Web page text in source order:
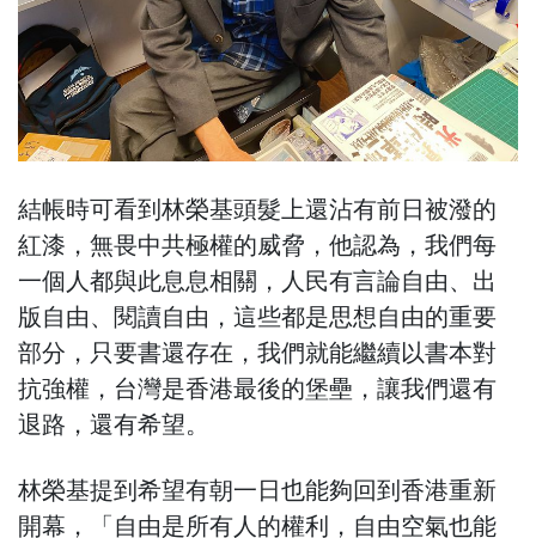
結帳時可看到林榮基頭髮上還沾有前日被潑的
紅漆，無畏中共極權的威脅，他認為，我們每
一個人都與此息息相關，人民有言論自由、出
版自由、閱讀自由，這些都是思想自由的重要
部分，只要書還存在，我們就能繼續以書本對
抗強權，台灣是香港最後的堡壘，讓我們還有
退路，還有希望。
林榮基提到希望有朝一日也能夠回到香港重新
開幕，「自由是所有人的權利，自由空氣也能